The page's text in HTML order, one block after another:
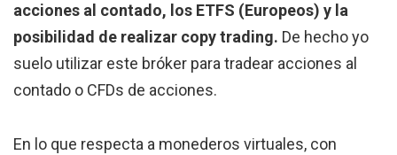
acciones al contado, los ETFS (Europeos) y la
posibilidad de realizar copy trading. De hecho yo
suelo utilizar este bróker para tradear acciones al
contado o CFDs de acciones.
En lo que respecta a monederos virtuales, con